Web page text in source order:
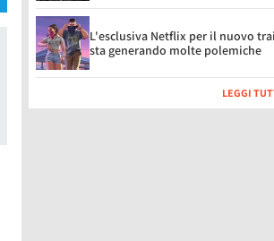
L'esclusiva Netflix per il nuovo
sta generando molte polemiche
LEGGI